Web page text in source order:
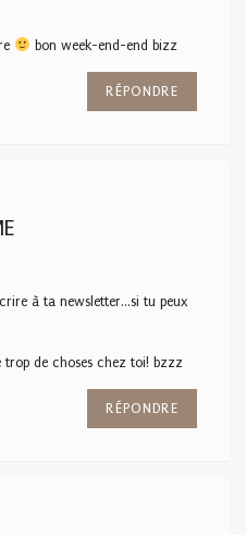
bon week-end-end bizz
RÉPONDRE
à ta newsletter…si tu peux
de choses chez toi! bzzz
RÉPONDRE